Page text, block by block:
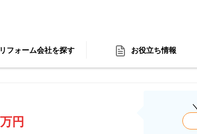
リフォーム会社を探す お役立ち情報
円
＼